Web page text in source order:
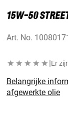
15W-50
Art. No.
|Er
Belangrijke
afgewerkte olie